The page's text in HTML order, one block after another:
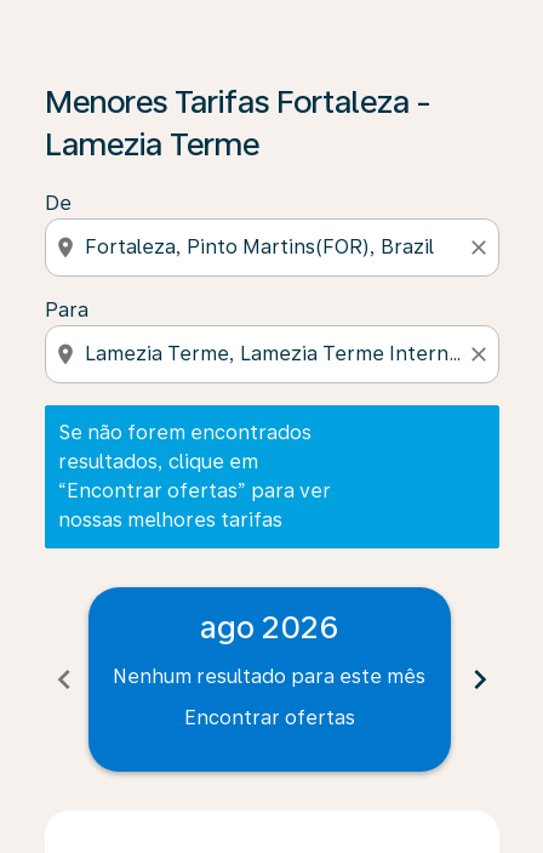
Menores Tarifas Fortaleza -
Lamezia Terme
De
location_on close
Para
location_on close
Se não forem encontrados
resultados, clique em
“Encontrar ofertas” para ver
nossas melhores tarifas
Se não forem encontrados resultados, clique em
chevron_left
ago 2026
Nenhum resultado para este mês
Encontrar ofertas
chevron_right